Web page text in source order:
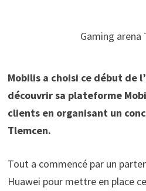
Gaming arena
Mobilis a choisi ce début de
découvrir sa plateforme
clients en organisant un
Tlemcen.
Tout a commencé par un
Huawei pour mettre en place